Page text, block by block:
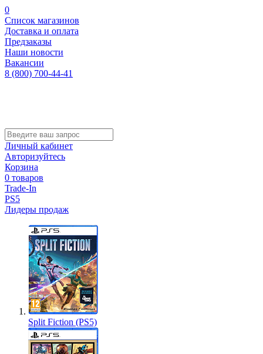
0
Список магазинов
Доставка и оплата
Предзаказы
Наши новости
Вакансии
8 (800) 700-44-41
Личный кабинет
Авторизуйтесь
Корзина
0 товаров
Trade-In
PS5
Лидеры продаж
Split Fiction (PS5)